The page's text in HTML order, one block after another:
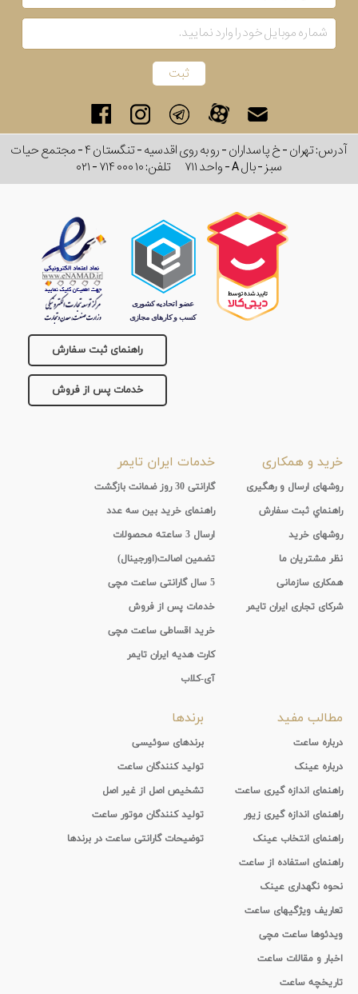
آدرس: تهران - خ پاسداران - رو به روی اقدسیه - تنگستان ۴ - مجتمع حیات
سبز - بال A - واحد ۷۱۱
تلفن:۰۲۱ - ۷۱۴ ۰۰۰ ۱۰
راهنمای ثبت سفارش
خدمات پس از فروش
خرید و همکاری
روشهای ارسال و رهگیری
راهنماي ثبت سفارش
روشهای خرید
نظر مشتریان ما
همکاری سازمانی
شرکای تجاری ایران تایمر
خدمات ایران تایمر
گارانتی 30 روز ضمانت بازگشت
راهنمای خرید بین سه عدد
ارسال 3 ساعته محصولات
تضمین اصالت(اورجینال)
5 سال گارانتی ساعت مچی
خدمات پس از فروش
خرید اقساطی ساعت مچی
کارت هدیه ایران تایمر
آی-کلاب
مطالب مفید
درباره ساعت
درباره عینک
راهنمای اندازه گیری ساعت
راهنمای اندازه گیری زیور
راهنمای انتخاب عینک
راهنمای استفاده از ساعت
نحوه نگهداری عینک
تعاریف ویژگیهای ساعت
ویدئوها ساعت مچی
اخبار و مقالات ساعت
تاریخچه ساعت
برندها
برندهای سوئیسی
تولید کنندگان ساعت
تشخیص اصل از غیر اصل
تولید کنندگان موتور ساعت
توضیحات گارانتی ساعت در برندها